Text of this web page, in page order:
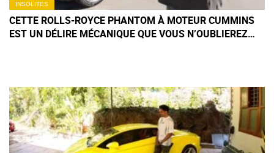
INSOLITES
CETTE ROLLS-ROYCE PHANTOM À MOTEUR CUMMINS
EST UN DÉLIRE MÉCANIQUE QUE VOUS N’OUBLIEREZ